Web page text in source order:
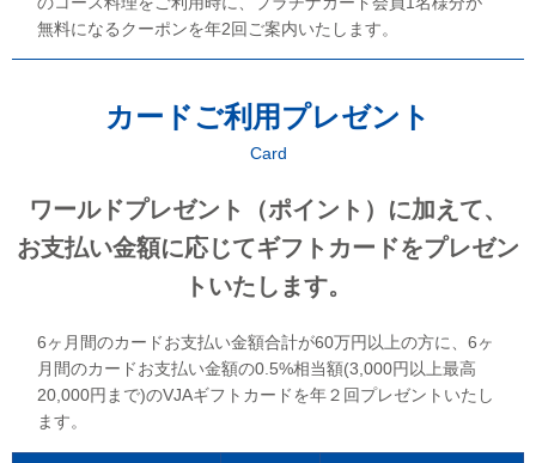
無料になるクーポンを年2回ご案内いたします。
カードご利用プレゼント
Card
ワールドプレゼント（ポイント）に加えて、
お支払い金額に応じてギフトカードをプレゼン
トいたします。
6ヶ月間のカードお支払い金額合計が60万円以上の方に、6ヶ
月間のカードお支払い金額の0.5%相当額(3,000円以上最高
20,000円まで)のVJAギフトカードを年２回プレゼントいたし
ます。